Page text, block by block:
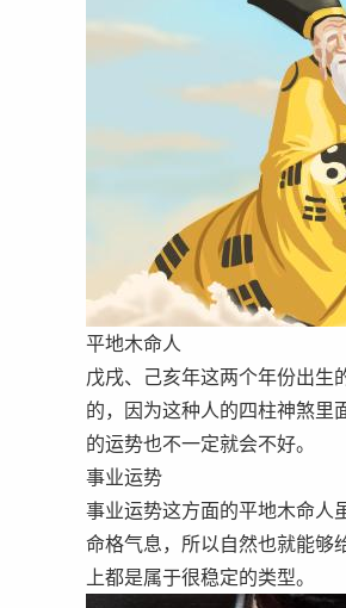
平地木命人
戊戌、己亥年这两个年份出生
的，因为这种人的四柱神煞里
的运势也不一定就会不好。
事业运势
事业运势这方面的平地木命人
命格气息，所以自然也就能够
上都是属于很稳定的类型。